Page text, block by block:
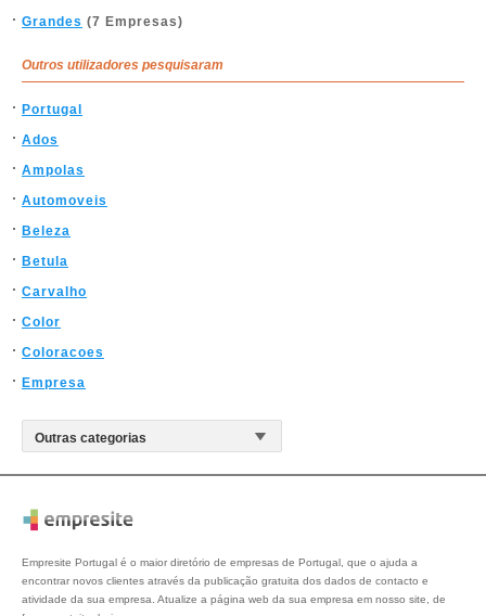
Grandes (7 Empresas)
Outros utilizadores pesquisaram
Portugal
Ados
Ampolas
Automoveis
Beleza
Betula
Carvalho
Color
Coloracoes
Empresa
Empresite Portugal é o maior diretório de empresas de Portugal, que o ajuda a
encontrar novos clientes através da publicação gratuita dos dados de contacto e
atividade da sua empresa. Atualize a página web da sua empresa em nosso site, de